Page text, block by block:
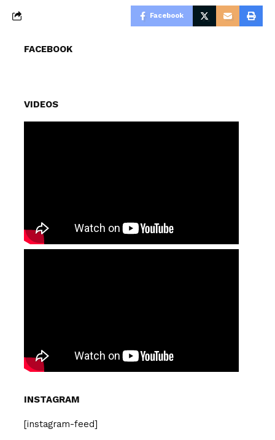
Facebook
FACEBOOK
VIDEOS
INSTAGRAM
[instagram-feed]